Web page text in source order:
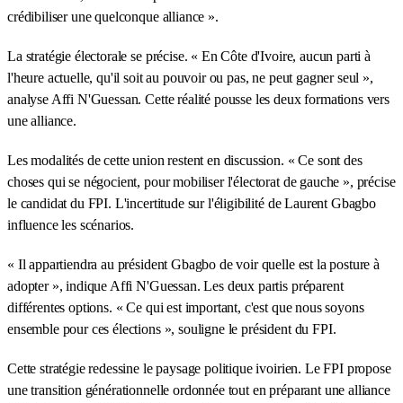
crédibiliser une quelconque alliance ».
La stratégie électorale se précise. « En Côte d'Ivoire, aucun parti à
l'heure actuelle, qu'il soit au pouvoir ou pas, ne peut gagner seul »,
analyse Affi N'Guessan. Cette réalité pousse les deux formations vers
une alliance.
Les modalités de cette union restent en discussion. « Ce sont des
choses qui se négocient, pour mobiliser l'électorat de gauche », précise
le candidat du FPI. L'incertitude sur l'éligibilité de Laurent Gbagbo
influence les scénarios.
« Il appartiendra au président Gbagbo de voir quelle est la posture à
adopter », indique Affi N'Guessan. Les deux partis préparent
différentes options. « Ce qui est important, c'est que nous soyons
ensemble pour ces élections », souligne le président du FPI.
Cette stratégie redessine le paysage politique ivoirien. Le FPI propose
une transition générationnelle ordonnée tout en préparant une alliance